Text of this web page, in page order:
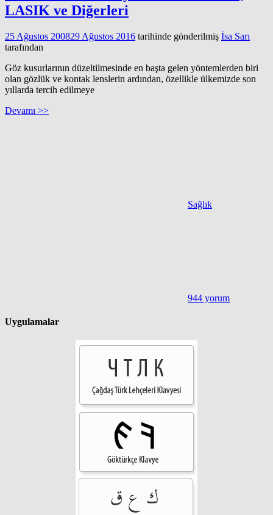
LASIK ve Diğerleri
25 Ağustos 200829 Ağustos 2016 tarihinde gönderilmiş İsa Sarı
tarafından
Göz kusurlarının düzeltilmesinde en başta gelen yöntemlerden biri
olan gözlük ve kontak lenslerin ardından, özellikle ülkemizde son
yıllarda tercih edilmeye
Devamı >>
Sağlık
944 yorum
Uygulamalar